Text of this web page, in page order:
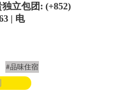
立包团 : (+852)
| 电
#品味住宿